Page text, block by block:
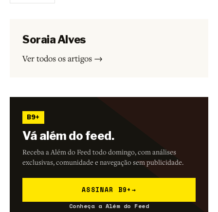
Soraia Alves
Ver todos os artigos →
B9+
Vá além do feed.
Receba a Além do Feed todo domingo, com análises
exclusivas, comunidade e navegação sem publicidade.
ASSINAR B9+ →
Conheça a Além do Feed